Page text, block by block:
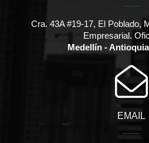
Cra. 43A #19-17, El Poblado,
Empresarial.
Medellín -
EMAIL